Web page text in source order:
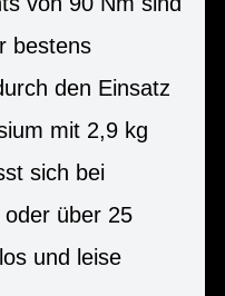
bestens
den Einsatz
mit 2,9 kg
sich bei
über 25
und leise